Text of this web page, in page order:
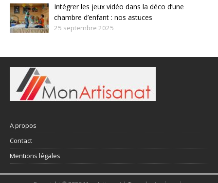
Intégrer les jeux vidéo dans la déco d’une
chambre d’enfant : nos astuces
25 septembre 2025
A propos
Contact
Mentions légales